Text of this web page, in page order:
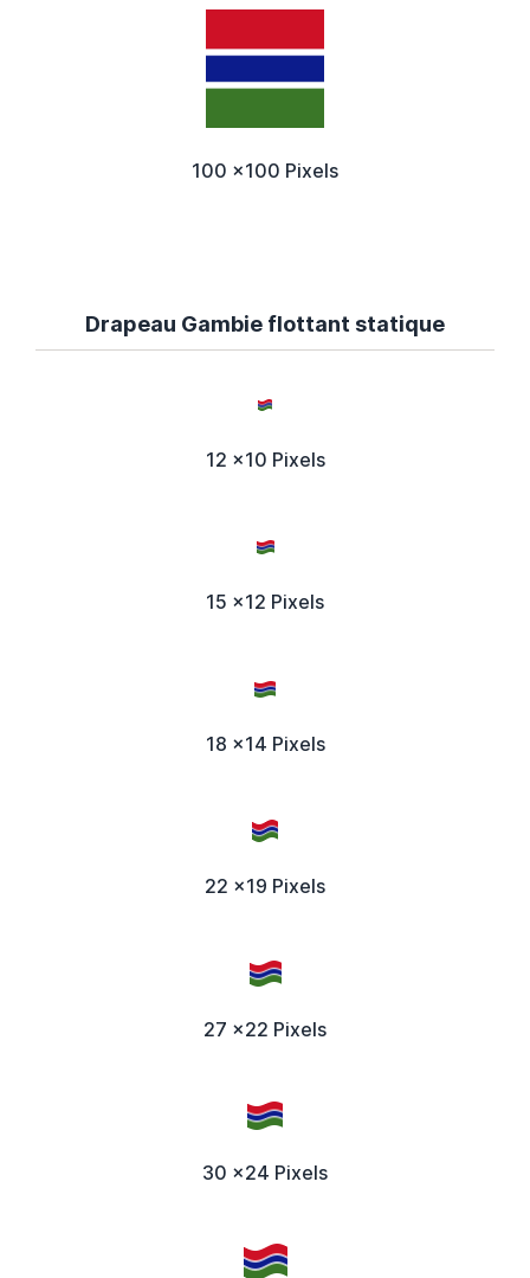
100 x100 Pixels
Drapeau Gambie flottant statique
12 x10 Pixels
15 x12 Pixels
18 x14 Pixels
22 x19 Pixels
27 x22 Pixels
30 x24 Pixels